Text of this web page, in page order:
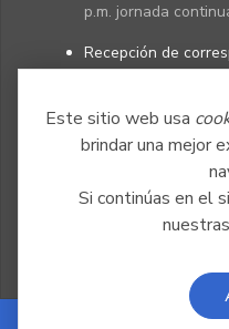
Este sitio web usa
brindar una mejor
Si continúas en el
nuestras
p.m. jornada
Recepción de
electrónicos:
Lunes a viernes
p.m. jornada
Políticas Mapa del sitio